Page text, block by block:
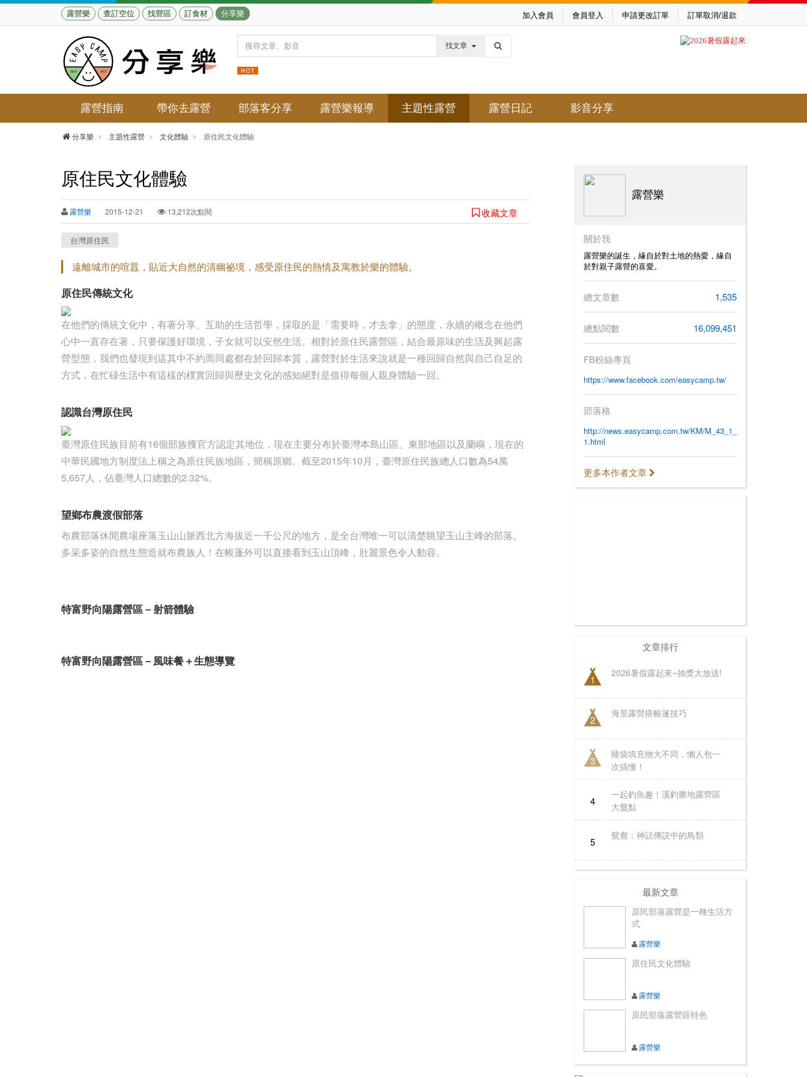
露營樂 查訂空位 找營區 訂食材 分享樂 加入會員 會員登入 申請更改訂單 訂單取消/退款
找文章
露營指南 帶你去露營 部落客分享 露營樂報導 主題性露營 露營日記 影音分享
分享樂 主題性露營 文化體驗 原住民文化體驗
原住民文化體驗
露營樂 2015-12-21 13,212次點閱 收藏文章
台灣原住民
遠離城市的喧囂，貼近大自然的清幽祕境，感受原住民的熱情及寓教於樂的體驗。
原住民傳統文化
在他們的傳統文化中，有著分享、互助的生活哲學，採取的是「需要時，才去拿」的態度，永續的概念在他們
心中一直存在著，只要保護好環境，子女就可以安然生活。相對於原住民露營區，結合最原味的生活及興起露
營型態，我們也發現到這其中不約而同處都在於回歸本質，露營對於生活來說就是一種回歸自然與自己自足的
方式，在忙碌生活中有這樣的樸實回歸與歷史文化的感知絕對是值得每個人親身體驗一回。
認識台灣原住民
臺灣原住民族目前有16個部族獲官方認定其地位，現在主要分布於臺灣本島山區、東部地區以及蘭嶼，現在的
中華民國地方制度法上稱之為原住民族地區，簡稱原鄉。截至2015年10月，臺灣原住民族總人口數為54萬
5,657人，佔臺灣人口總數的2.32%。
望鄉布農渡假部落
布農部落休閒農場座落玉山山脈西北方海拔近一千公尺的地方，是全台灣唯一可以清楚眺望玉山主峰的部落。
多采多姿的自然生態造就布農族人！在帳蓬外可以直接看到玉山頂峰，壯麗景色令人動容。
特富野向陽露營區－射箭體驗
特富野向陽露營區－風味餐＋生態導覽
露營樂
關於我
露營樂的誕生，緣自於對土地的熱愛，緣自
於對親子露營的喜愛。
總文章數 1,535
總點閱數 16,099,451
FB粉絲專頁
https://www.facebook.com/easycamp.tw/
部落格
http://news.easycamp.com.tw/KM/M_43_1_
1.html
更多本作者文章
文章排行
1
2026暑假露起來~抽獎大放送!
2
海景露營搭帳篷技巧
3
睡袋填充物大不同，懶人包一
次搞懂！
4
一起釣魚趣！溪釣勝地露營區
大盤點
5
鴛鴦：神話傳説中的鳥類
最新文章
原民部落露營是一種生活方
式
露營樂
原住民文化體驗
露營樂
原民部落露營區特色
露營樂